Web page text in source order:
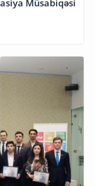
Müsabiqəsi